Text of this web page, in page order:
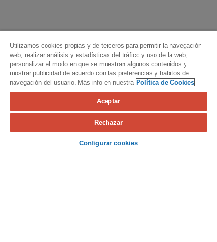
Calcula tu seguro
Contacta con nosotros
Utilizamos cookies propias y de terceros para permitir la navegación
web, realizar análisis y estadísticas del tráfico y uso de la web,
personalizar el modo en que se muestran algunos contenidos y
mostrar publicidad de acuerdo con las preferencias y hábitos de
navegación del usuario. Más info en nuestra Política de Cookies
Aceptar
Rechazar
Configurar cookies